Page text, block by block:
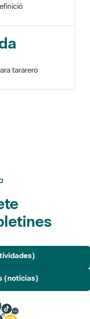
tararero
(noticias)